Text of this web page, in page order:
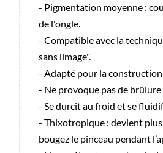
- Pigmentation moyenne :
de l'ongle.
- Compatible avec la
sans limage".
- Adapté pour la construction
- Ne provoque pas de brûlure
- Se durcit au froid et se
- Thixotropique : devient
bougez le pinceau pendant